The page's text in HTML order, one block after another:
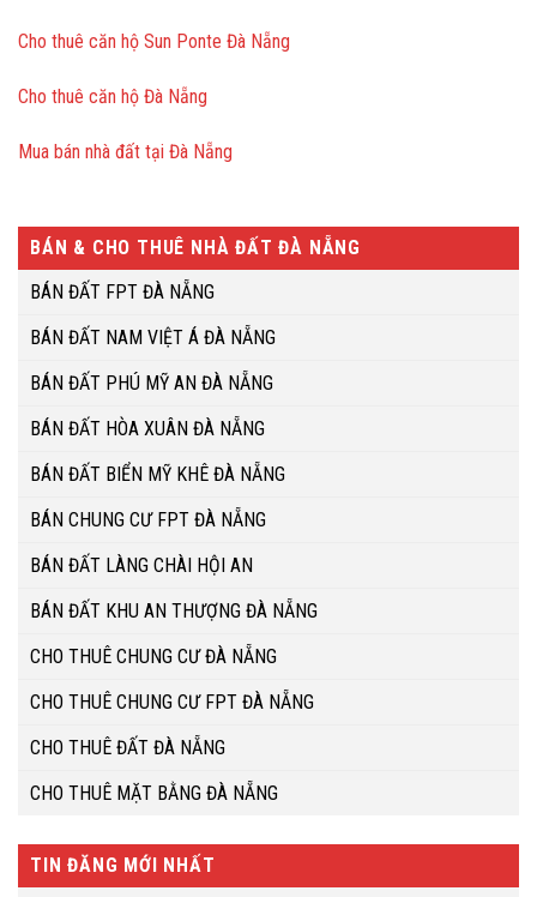
Cho thuê căn hộ Sun Ponte Đà Nẵng
Cho thuê căn hộ Đà Nẵng
Mua bán nhà đất tại Đà Nẵng
BÁN & CHO THUÊ NHÀ ĐẤT ĐÀ NẴNG
BÁN ĐẤT FPT ĐÀ NẴNG
BÁN ĐẤT NAM VIỆT Á ĐÀ NẴNG
BÁN ĐẤT PHÚ MỸ AN ĐÀ NẴNG
BÁN ĐẤT HÒA XUÂN ĐÀ NẴNG
BÁN ĐẤT BIỂN MỸ KHÊ ĐÀ NẴNG
BÁN CHUNG CƯ FPT ĐÀ NẴNG
BÁN ĐẤT LÀNG CHÀI HỘI AN
BÁN ĐẤT KHU AN THƯỢNG ĐÀ NẴNG
CHO THUÊ CHUNG CƯ ĐÀ NẴNG
CHO THUÊ CHUNG CƯ FPT ĐÀ NẴNG
CHO THUÊ ĐẤT ĐÀ NẴNG
CHO THUÊ MẶT BẰNG ĐÀ NẴNG
TIN ĐĂNG MỚI NHẤT